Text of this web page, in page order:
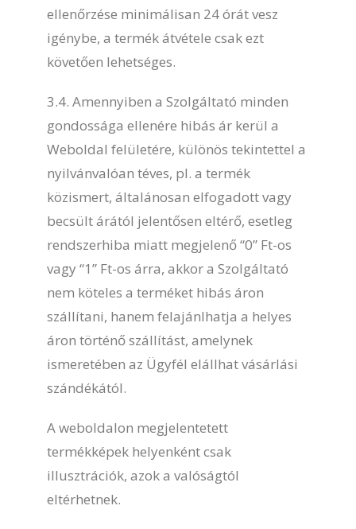
ellenőrzése minimálisan 24 órát vesz
igénybe, a termék átvétele csak ezt
követően lehetséges.
3.4. Amennyiben a Szolgáltató minden
gondossága ellenére hibás ár kerül a
Weboldal felületére, különös tekintettel a
nyilvánvalóan téves, pl. a termék
közismert, általánosan elfogadott vagy
becsült árától jelentősen eltérő, esetleg
rendszerhiba miatt megjelenő “0” Ft-os
vagy “1” Ft-os árra, akkor a Szolgáltató
nem köteles a terméket hibás áron
szállítani, hanem felajánlhatja a helyes
áron történő szállítást, amelynek
ismeretében az Ügyfél elállhat vásárlási
szándékától.
A weboldalon megjelentetett
termékképek helyenként csak
illusztrációk, azok a valóságtól
eltérhetnek.